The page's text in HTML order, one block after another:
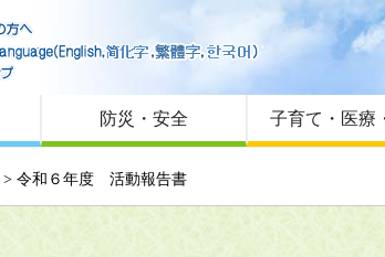
はじめての方へ
Foreign language
サイトマップ
防災・安全 子育て・医療
> 令和６年度 活動報告書